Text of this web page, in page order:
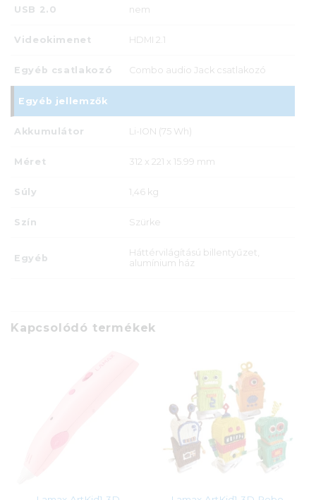
USB 2.0 nem
Videokimenet HDMI 2.1
Egyéb csatlakozó Combo audio Jack csatlakozó
Egyéb jellemzők
Akkumulátor Li-ION (75 Wh)
Méret 312 x 221 x 15.99 mm
Súly 1,46 kg
Szín Szürke
Egyéb
Háttérvilágítású billentyűzet,
alumínium ház
Kapcsolódó termékek